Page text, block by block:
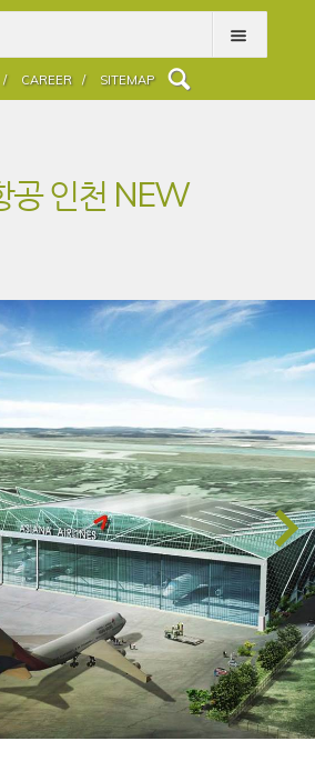
/ CAREER / SITEMAP
공 인천 NEW